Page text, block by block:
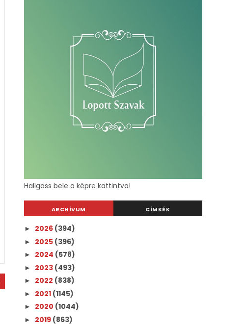
Hallgass bele a képre kattintva!
ARCHÍVUM CÍMKÉK
► 2026 (394)
► 2025 (396)
► 2024 (578)
► 2023 (493)
► 2022 (838)
► 2021 (1145)
► 2020 (1044)
► 2019 (863)